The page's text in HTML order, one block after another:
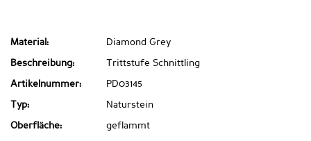
Material: Diamond Grey
Beschreibung: Trittstufe Schnittling
Artikelnummer: PD03145
Typ: Naturstein
Oberfläche: geflammt